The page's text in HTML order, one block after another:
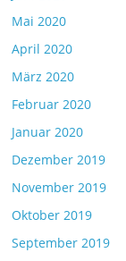
Mai 2020
April 2020
März 2020
Februar 2020
Januar 2020
Dezember 2019
November 2019
Oktober 2019
September 2019